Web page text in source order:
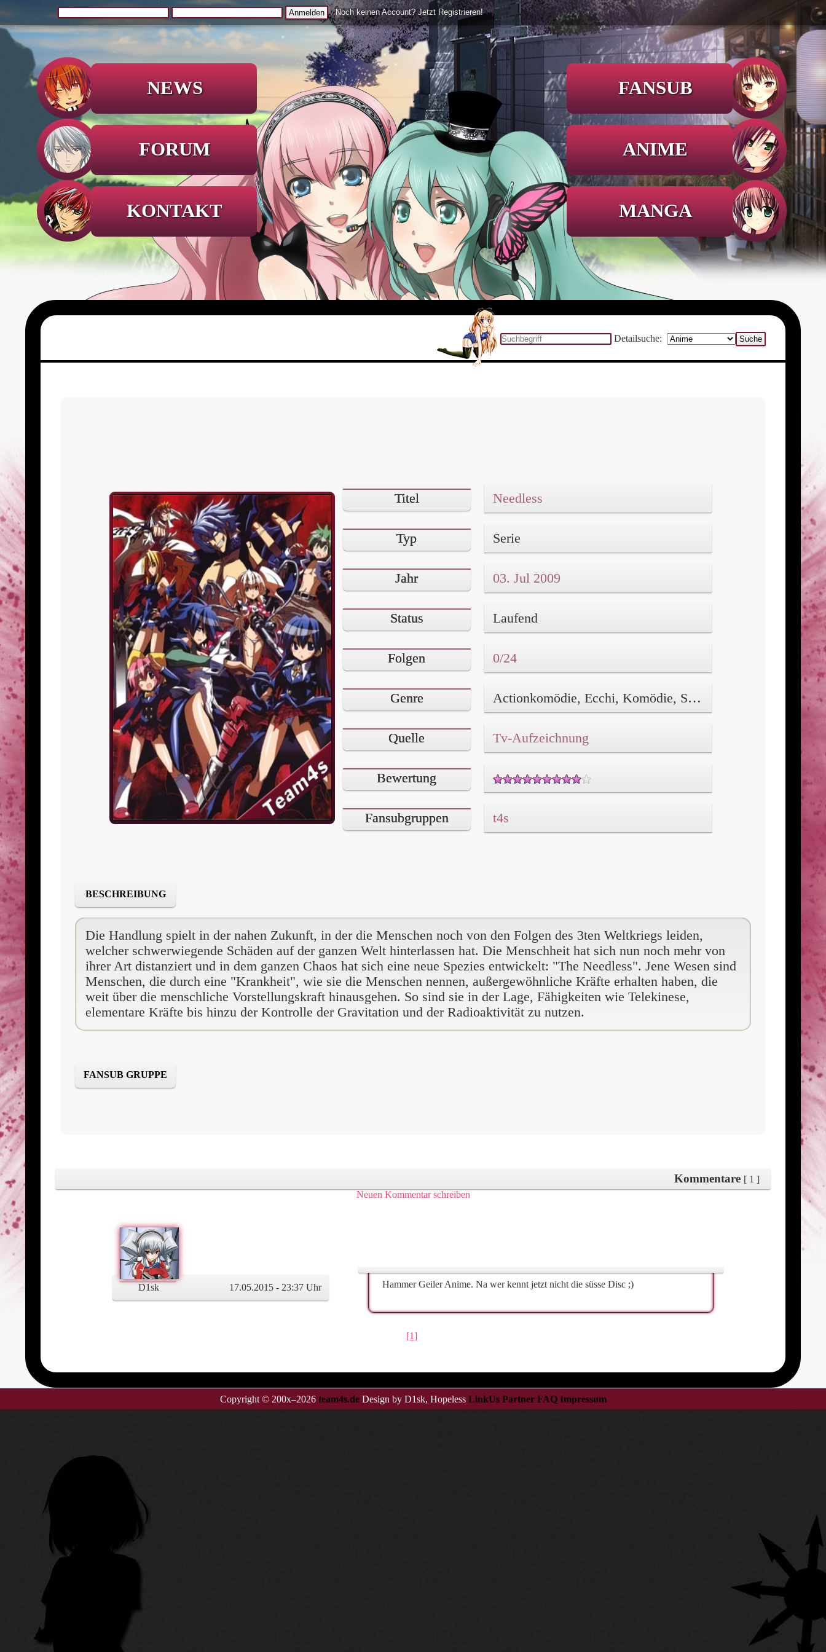
Noch keinen Account? Jetzt Registrieren!
NEWS FANSUB
FORUM ANIME
KONTAKT MANGA
Detailsuche:
Titel Needless
Typ Serie
Jahr 03. Jul 2009
Status Laufend
Folgen 0/24
Genre Actionkomödie, Ecchi, Komödie, Superkräfte
Quelle Tv-Aufzeichnung
Bewertung
Fansubgruppen t4s
BESCHREIBUNG
Die Handlung spielt in der nahen Zukunft, in der die Menschen noch von den Folgen des 3ten Weltkriegs leiden,
welcher schwerwiegende Schäden auf der ganzen Welt hinterlassen hat. Die Menschheit hat sich nun noch mehr von
ihrer Art distanziert und in dem ganzen Chaos hat sich eine neue Spezies entwickelt: "The Needless". Jene Wesen sind
Menschen, die durch eine "Krankheit", wie sie die Menschen nennen, außergewöhnliche Kräfte erhalten haben, die
weit über die menschliche Vorstellungskraft hinausgehen. So sind sie in der Lage, Fähigkeiten wie Telekinese,
elementare Kräfte bis hinzu der Kontrolle der Gravitation und der Radioaktivität zu nutzen.
FANSUB GRUPPE
Kommentare [ 1 ]
Neuen Kommentar schreiben
D1sk 17.05.2015 - 23:37 Uhr Hammer Geiler Anime. Na wer kennt jetzt nicht die süsse Disc ;)
[1]
Copyright © 200x–2026 team4s.deDesign by D1sk, Hopeless LinkUs Partner FAQ Impressum